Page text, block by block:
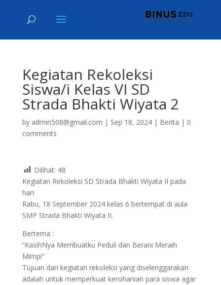
Kegiatan Rekoleksi
Siswa/i Kelas VI SD
Strada Bhakti Wiyata 2
by admin508@gmail.com | Sep 18, 2024| Berita | 0
comments
Dilihat: 48
Kegiatan Rekoleksi SD Strada Bhakti Wiyata II pada
hari
Rabu, 18 September 2024 kelas 6 bertempat di aula
SMP Strada Bhakti Wiyata II.
Bertema :
“KasihNya Membuatku Peduli dan Berani Meraih
Mimpi”
Tujuan dari kegiatan rekoleksi yang diselenggarakan
adalah untuk memperkuat kerohanian para siswa agar